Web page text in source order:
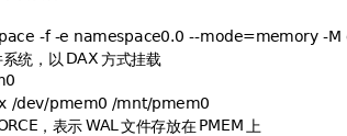
系统，以 $ 方式挂载
 ，表示  文件存放在  上